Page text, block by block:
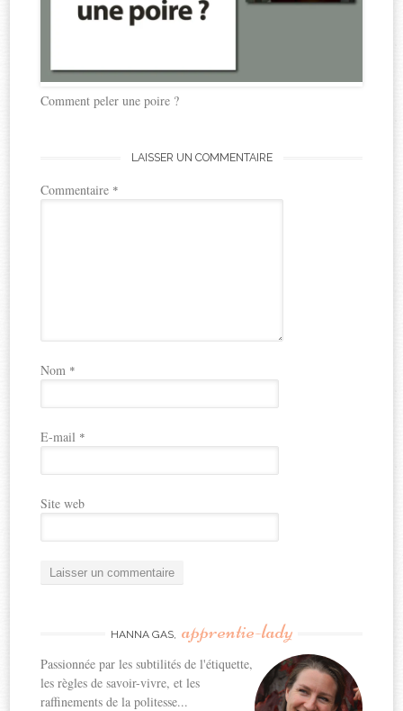
Comment peler une poire ?
LAISSER UN COMMENTAIRE
Commentaire *
Nom *
E-mail *
Site web
HANNA GAS, apprentie-lady
Passionnée par les subtilités de l'étiquette,
les règles de savoir-vivre, et les
raffinements de la politesse...